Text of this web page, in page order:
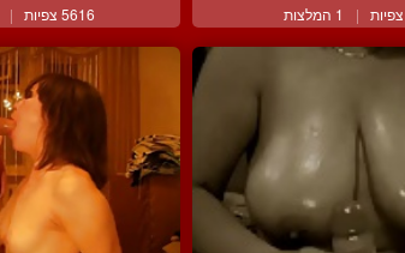
| 1 המלצות 5616 צפיות |